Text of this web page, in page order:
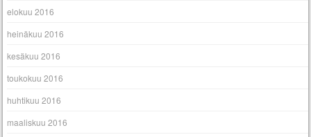
elokuu 2016
heinäkuu 2016
kesäkuu 2016
toukokuu 2016
huhtikuu 2016
maaliskuu 2016